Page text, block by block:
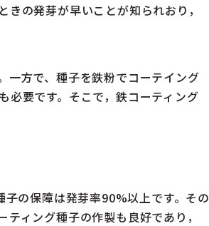
の発芽が早いことが知られおり，
一方で、種子を鉄粉でコーテイング
必要です。そこで，鉄コーティング
の保障は発芽率90%以上です。その
ィング種子の作製も良好であり，